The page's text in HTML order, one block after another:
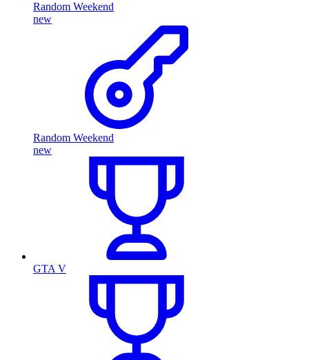
Random Weekend
new
Random Weekend
new
GTA V